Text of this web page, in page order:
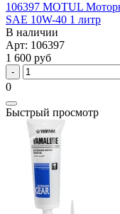
106397 MOTUL
SAE 10W-40 1 литр
В наличии
Арт: 106397
1 600 руб
0
Быстрый просмотр